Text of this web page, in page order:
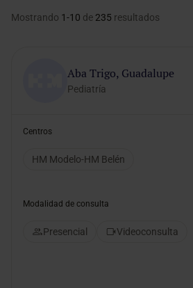
Mostrando 1-10 de 235 resultados
Aba Trigo, Guadalupe
Pediatría
Centros
HM Modelo-HM Belén
Modalidad de consulta
Presencial Videoconsulta